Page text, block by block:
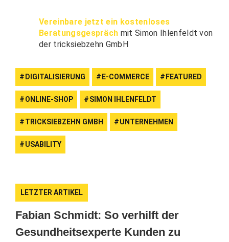
Vereinbare jetzt ein kostenloses
Beratungsgespräch mit Simon Ihlenfeldt von
der tricksiebzehn GmbH
DIGITALISIERUNG E-COMMERCE FEATURED
ONLINE-SHOP SIMON IHLENFELDT
TRICKSIEBZEHN GMBH UNTERNEHMEN
USABILITY
LETZTER ARTIKEL
Fabian Schmidt: So verhilft der
Gesundheitsexperte Kunden zu